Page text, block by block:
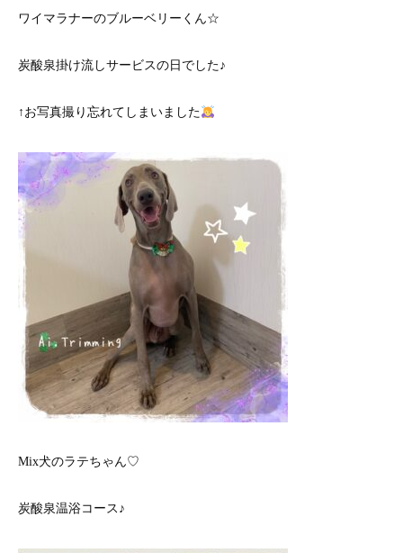
ワイマラナーのブルーベリーくん☆
炭酸泉掛け流しサービスの日でした♪
↑お写真撮り忘れてしまいました
Mix犬のラテちゃん♡
炭酸泉温浴コース♪